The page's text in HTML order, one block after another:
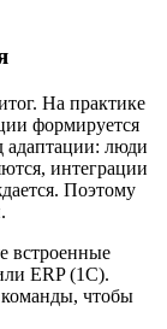
На практике
формируется
адаптации: люди
интеграции
Поэтому
встроенные
ERP (1C).
чтобы